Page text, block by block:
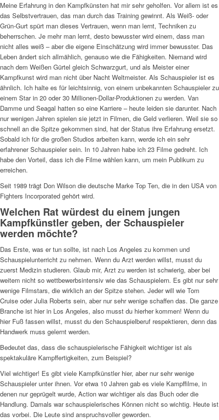
Meine Erfahrung in den Kampfkünsten hat mir sehr geholfen. Vor allem ist es
das Selbstvertrauen, das man durch das Training gewinnt. Als Weiß- oder
Grün-Gurt spürt man dieses Vertrauen, wenn man lernt, Techniken zu
beherrschen. Je mehr man lernt, desto bewusster wird einem, dass man
nicht alles weiß – aber die eigene Einschätzung wird immer bewusster. Das
Leben ändert sich allmählich, genauso wie die Fähigkeiten. Niemand wird
nach dem Weißen Gürtel gleich Schwarzgurt, und als Meister einer
Kampfkunst wird man nicht über Nacht Weltmeister. Als Schauspieler ist es
ähnlich. Ich halte es für leichtsinnig, von einem unbekannten Schauspieler zu
einem Star in 20 oder 30 Millionen-Dollar-Produktionen zu werden. Van
Damme und Seagal hatten so eine Karriere – heute leiden sie darunter. Nach
nur wenigen Jahren spielen sie jetzt in Filmen, die Geld verlieren. Weil sie so
schnell an die Spitze gekommen sind, hat der Status ihre Erfahrung ersetzt.
Sobald ich für die großen Studios arbeiten kann, werde ich ein sehr
erfahrener Schauspieler sein. In 10 Jahren habe ich 23 Filme gedreht. Ich
habe den Vorteil, dass ich die Filme wählen kann, um mein Publikum zu
erreichen.
Seit 1989 trägt Don Wilson die deutsche Marke Top Ten, die in den USA von
Fighters Incorporated gehört wird.
Welchen Rat würdest du einem jungen
Kampfkünstler geben, der Schauspieler
werden möchte?
Das Erste, was er tun sollte, ist nach Los Angeles zu kommen und
Schauspielunterricht zu nehmen. Wenn du Arzt werden willst, musst du
zuerst Medizin studieren. Glaub mir, Arzt zu werden ist schwierig, aber bei
weitem nicht so wettbewerbsintensiv wie das Schauspielern. Es gibt nur sehr
wenige Filmstars, die wirklich an der Spitze stehen. Jeder will wie Tom
Cruise oder Julia Roberts sein, aber nur sehr wenige schaffen das. Die ganze
Branche ist hier in Los Angeles, also musst du hierher kommen! Wenn du
hier Fuß fassen willst, musst du den Schauspielberuf respektieren, denn das
Handwerk muss gelernt werden.
Bedeutet das, dass die schauspielerische Fähigkeit wichtiger ist als
spektakuläre Kampffertigkeiten, zum Beispiel?
Viel wichtiger! Es gibt viele Kampfkünstler hier, aber nur sehr wenige
Schauspieler unter ihnen. Vor etwa 10 Jahren gab es viele Kampffilme, in
denen nur geprügelt wurde, Action war wichtiger als das Buch oder die
Handlung. Damals war schauspielerisches Können nicht so wichtig. Heute ist
das vorbei. Die Leute sind anspruchsvoller geworden.